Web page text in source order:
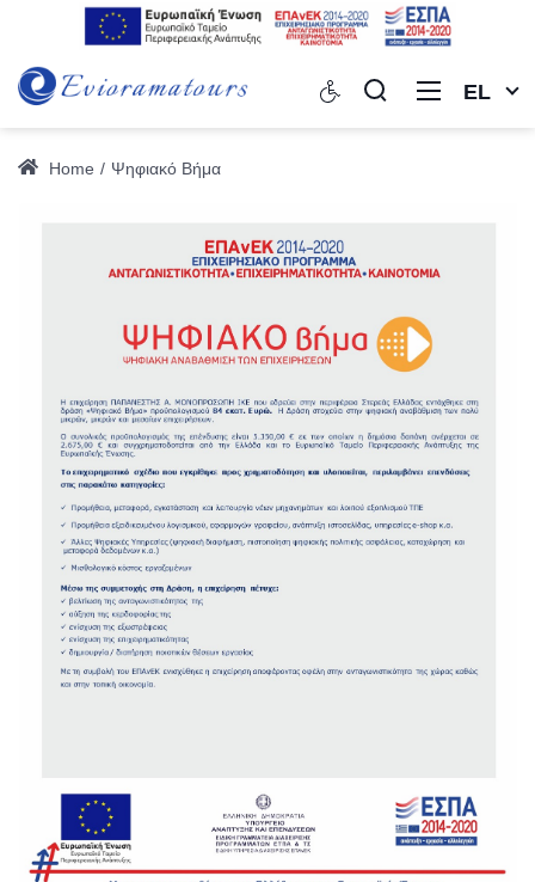
EL
Home Ψηφιακό Βήμα